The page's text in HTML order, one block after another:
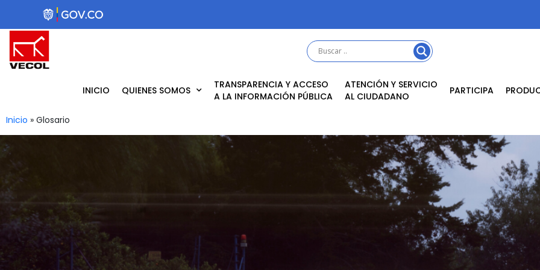
contenido
INICIO QUIENES SOMOS
TRANSPARENCIA Y ACCESO
A LA INFORMACIÓN PÚBLICA
ATENCIÓN Y SERVICIO
AL CIUDADANO
PARTICIPA
Inicio » Glosario